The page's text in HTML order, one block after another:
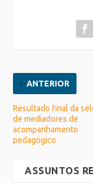
ANTERIOR
Resultado final da
de mediadores de
acompanhamento
pedagógico
ASSUNTOS